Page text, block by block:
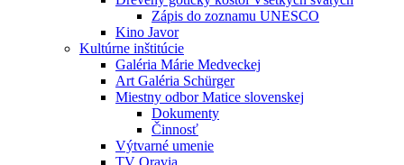
Zápis do zoznamu UNESCO
Kino Javor
Kultúrne inštitúcie
Galéria Márie Medveckej
Art Galéria Schürger
Miestny odbor Matice slovenskej
Dokumenty
Činnosť
Výtvarné umenie
TV Oravia